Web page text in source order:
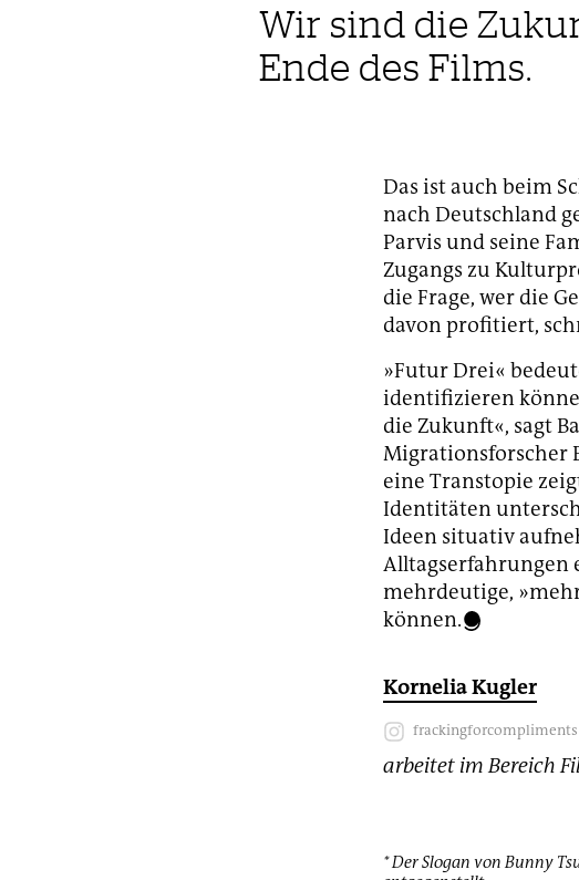
Wir sind die
Ende des Films.
Das ist auch beim
nach Deutschland
Parvis und seine
Zugangs zu
die Frage, wer die
davon profitiert,
»Futur Drei«
identifizieren
die Zukunft«, sagt
Migrationsforscher
eine Transtopie
Identitäten
Ideen situativ
Alltagserfahrungen
mehrdeutige,
können.
Kornelia Kugler
frackingforcompliments
arbeitet im Bereich
* Der Slogan von Bunny